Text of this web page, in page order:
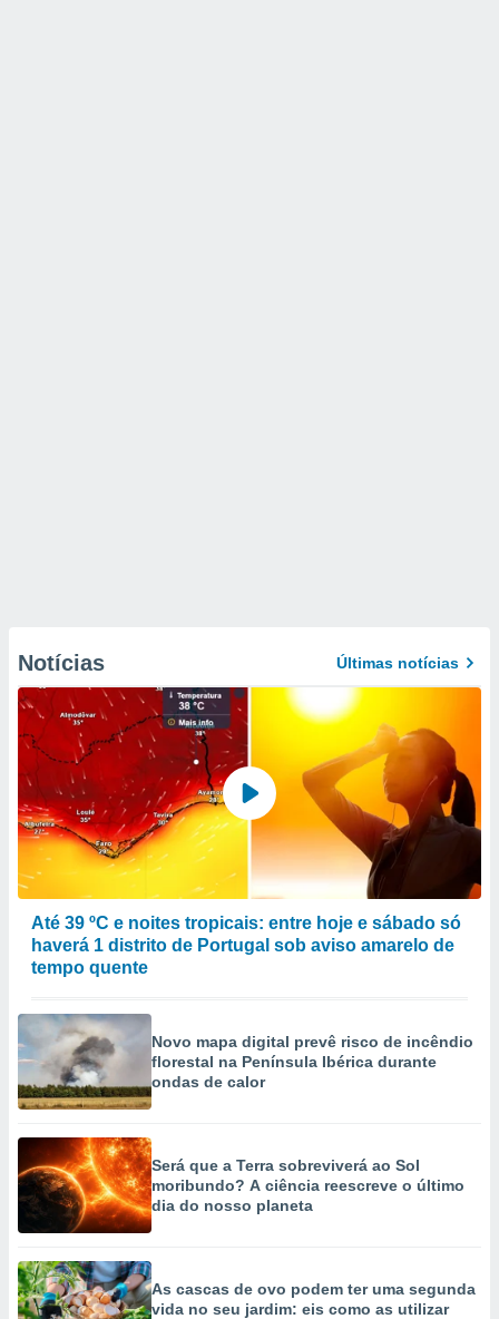
Notícias Últimas notícias
Até 39 ºC e noites tropicais: entre hoje e sábado só
haverá 1 distrito de Portugal sob aviso amarelo de
tempo quente
Novo mapa digital prevê risco de incêndio
florestal na Península Ibérica durante
ondas de calor
Será que a Terra sobreviverá ao Sol
moribundo? A ciência reescreve o último
dia do nosso planeta
As cascas de ovo podem ter uma segunda
vida no seu jardim: eis como as utilizar